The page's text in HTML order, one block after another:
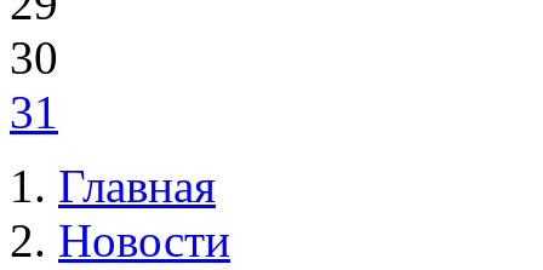
30
31
Главная
Новости